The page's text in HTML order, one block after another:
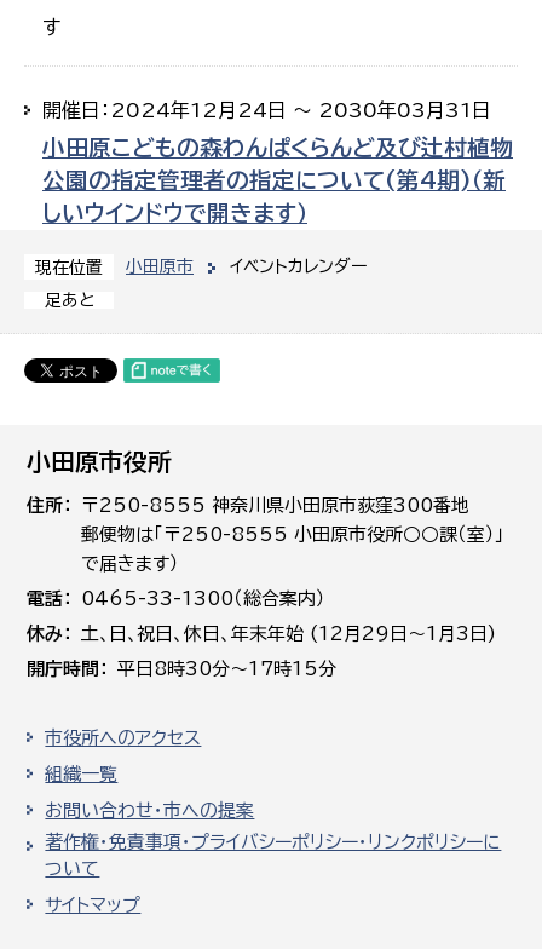
現在位置 小田原市
イベントカレンダー
足あと
す
開催日：2024年12月24日 ～ 2030年03月31日
小田原こどもの森わんぱくらんど及び辻村植物
公園の指定管理者の指定について(第4期)（新
しいウインドウで開きます）
小田原市役所
住所
〒250-8555 神奈川県小田原市荻窪300番地
郵便物は「〒250-8555 小田原市役所○○課（室）」
で届きます）
電話
0465-33-1300（総合案内）
休み
土､日､祝日、休日、年末年始 (12月29日～1月3日)
開庁時間
平日8時30分～17時15分
市役所へのアクセス
組織一覧
お問い合わせ・市への提案
著作権・免責事項・プライバシーポリシー・リンクポリシーに
ついて
サイトマップ